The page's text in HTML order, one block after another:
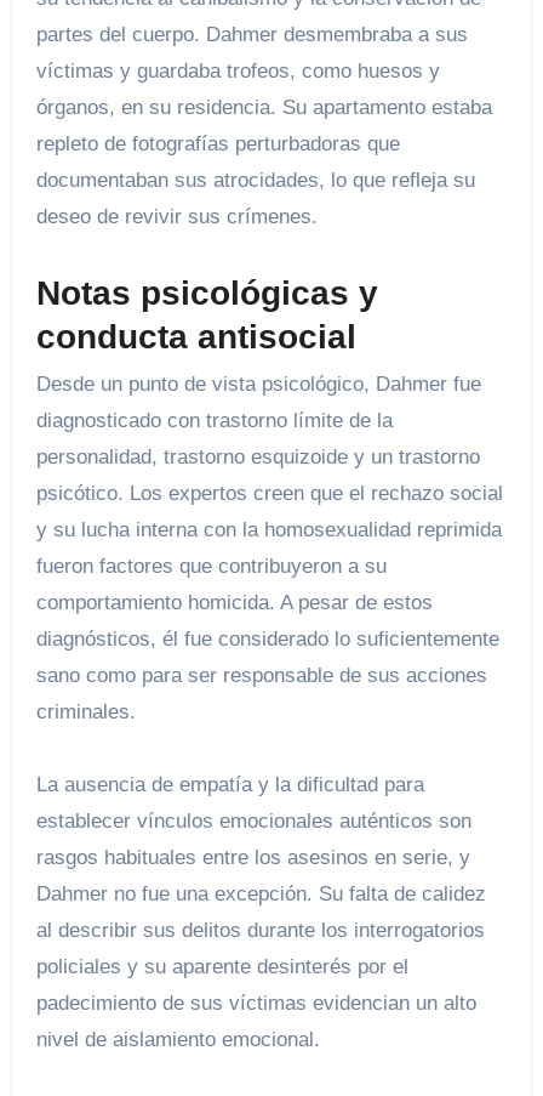
partes del cuerpo. Dahmer desmembraba a sus
víctimas y guardaba trofeos, como huesos y
órganos, en su residencia. Su apartamento estaba
repleto de fotografías perturbadoras que
documentaban sus atrocidades, lo que refleja su
deseo de revivir sus crímenes.
Notas psicológicas y
conducta antisocial
Desde un punto de vista psicológico, Dahmer fue
diagnosticado con trastorno límite de la
personalidad, trastorno esquizoide y un trastorno
psicótico. Los expertos creen que el rechazo social
y su lucha interna con la homosexualidad reprimida
fueron factores que contribuyeron a su
comportamiento homicida. A pesar de estos
diagnósticos, él fue considerado lo suficientemente
sano como para ser responsable de sus acciones
criminales.
La ausencia de empatía y la dificultad para
establecer vínculos emocionales auténticos son
rasgos habituales entre los asesinos en serie, y
Dahmer no fue una excepción. Su falta de calidez
al describir sus delitos durante los interrogatorios
policiales y su aparente desinterés por el
padecimiento de sus víctimas evidencian un alto
nivel de aislamiento emocional.